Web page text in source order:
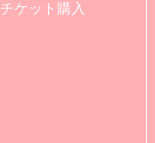
チケット購入